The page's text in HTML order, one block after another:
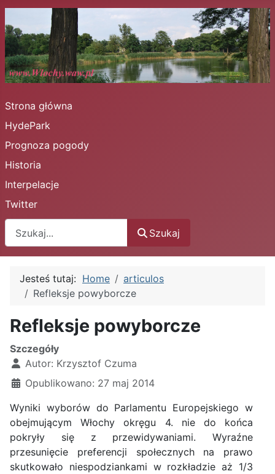
Strona główna
HydePark
Prognoza pogody
Historia
Interpelacje
Twitter
Szukaj
Jesteś tutaj: Home
articulos
Refleksje powyborcze
Refleksje powyborcze
Szczegóły
Autor: Krzysztof Czuma
Opublikowano: 27 maj 2014
Wyniki wyborów do Parlamentu Europejskiego w
obejmującym Włochy okręgu 4. nie do końca
pokryły się z przewidywaniami. Wyraźne
przesunięcie preferencji społecznych na prawo
skutkowało niespodziankami w rozkładzie aż 1/3